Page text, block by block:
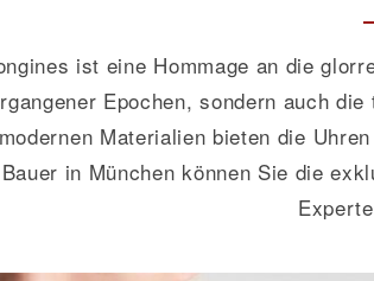
ist eine Hommage an die
Epochen, sondern auch
Materialien bieten die
in München können Sie die